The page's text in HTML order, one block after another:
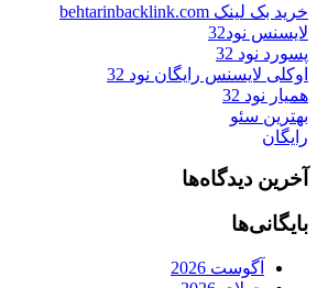
خرید بک لینک behtarinbacklink.com
لایسنس نود32
پسورد نود 32
اوکلی لایسنس رایگان نود 32
همیار نود 32
بهترین سئو
رایگان
آخرین دیدگاه‌ها
بایگانی‌ها
آگوست 2026